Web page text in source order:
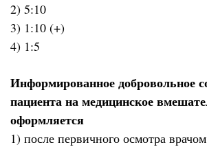
2) 5:10
3) 1:10 (+)
4) 1:5
Информированное добровольное
пациента на медицинское
оформляется
1) после первичного осмотра врачом